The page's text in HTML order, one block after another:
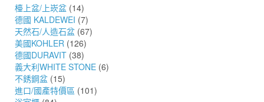
檯上盆/上崁盆 (14)
德國 KALDEWEI (7)
天然石/人造石盆 (67)
美國KOHLER (126)
德國DURAVIT (38)
義大利WHITE STONE (6)
不銹鋼盆 (15)
進口/國產特價區 (101)